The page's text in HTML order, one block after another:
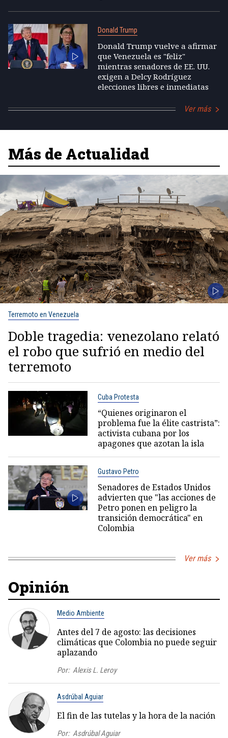
Donald Trump
Donald Trump vuelve a afirmar
que Venezuela es "feliz"
mientras senadores de EE. UU.
exigen a Delcy Rodríguez
elecciones libres e inmediatas
Ver más
Más de Actualidad
Terremoto en Venezuela
Doble tragedia: venezolano relató
el robo que sufrió en medio del
terremoto
Cuba Protesta
“Quienes originaron el
problema fue la élite castrista”:
activista cubana por los
apagones que azotan la isla
Gustavo Petro
Senadores de Estados Unidos
advierten que "las acciones de
Petro ponen en peligro la
transición democrática" en
Colombia
Ver más
Opinión
Medio Ambiente
Antes del 7 de agosto: las decisiones
climáticas que Colombia no puede seguir
aplazando
Por: Alexis L. Leroy
Asdrúbal Aguiar
El fin de las tutelas y la hora de la nación
Por: Asdrúbal Aguiar